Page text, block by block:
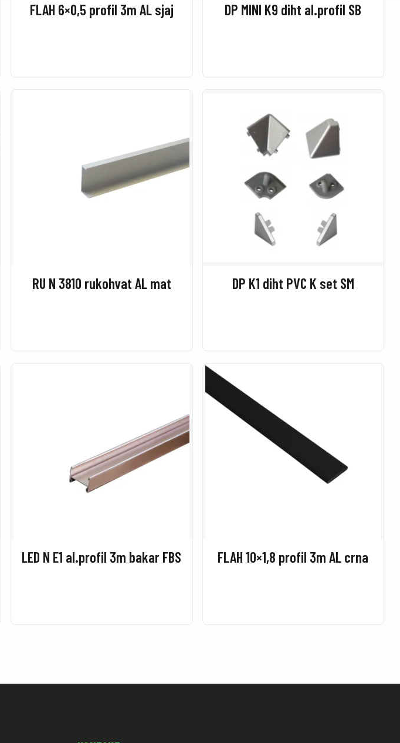
FLAH 6×0,5 profil 3m AL sjaj DP MINI K9 diht al.profil SB
RU N 3810 rukohvat AL mat DP K1 diht PVC K set SM
LED N E1 al.profil 3m bakar FBS FLAH 10×1,8 profil 3m AL crna